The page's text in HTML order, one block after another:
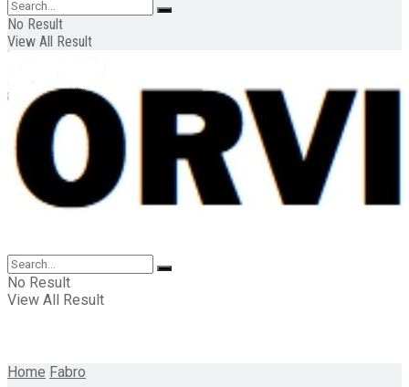
No Result
View All Result
No Result
View All Result
Home Fabro